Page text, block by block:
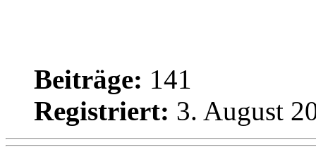
Beiträge: 141
Registriert: 3. August